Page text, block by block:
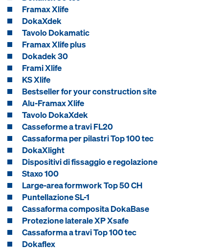
Framax Xlife
DokaXdek
Tavolo Dokamatic
Framax Xlife plus
Dokadek 30
Frami Xlife
KS Xlife
Bestseller for your construction site
Alu-Framax Xlife
Tavolo DokaXdek
Casseforme a travi FL20
Cassaforma per pilastri Top 100 tec
DokaXlight
Dispositivi di fissaggio e regolazione
Staxo 100
Large-area formwork Top 50 CH
Puntellazione SL-1
Cassaforma composita DokaBase
Protezione laterale XP Xsafe
Cassaforma a travi Top 100 tec
Dokaflex